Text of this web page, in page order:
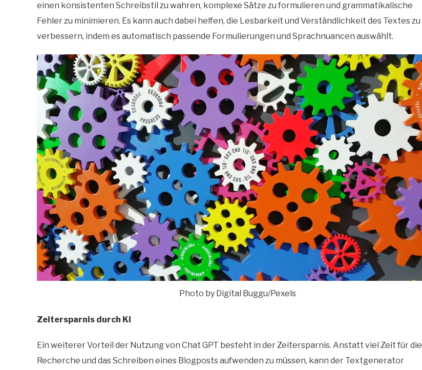
einen konsistenten Schreibstil zu wahren, komplexe Sätze zu formulieren und grammatikalische
Fehler zu minimieren. Es kann auch dabei helfen, die Lesbarkeit und Verständlichkeit des Textes zu
verbessern, indem es automatisch passende Formulierungen und Sprachnuancen auswählt.
Photo by Digital Buggu/Pexels
Zeitersparnis durch KI
Ein weiterer Vorteil der Nutzung von Chat GPT besteht in der Zeitersparnis. Anstatt viel Zeit für die
Recherche und das Schreiben eines Blogposts aufwenden zu müssen, kann der Textgenerator